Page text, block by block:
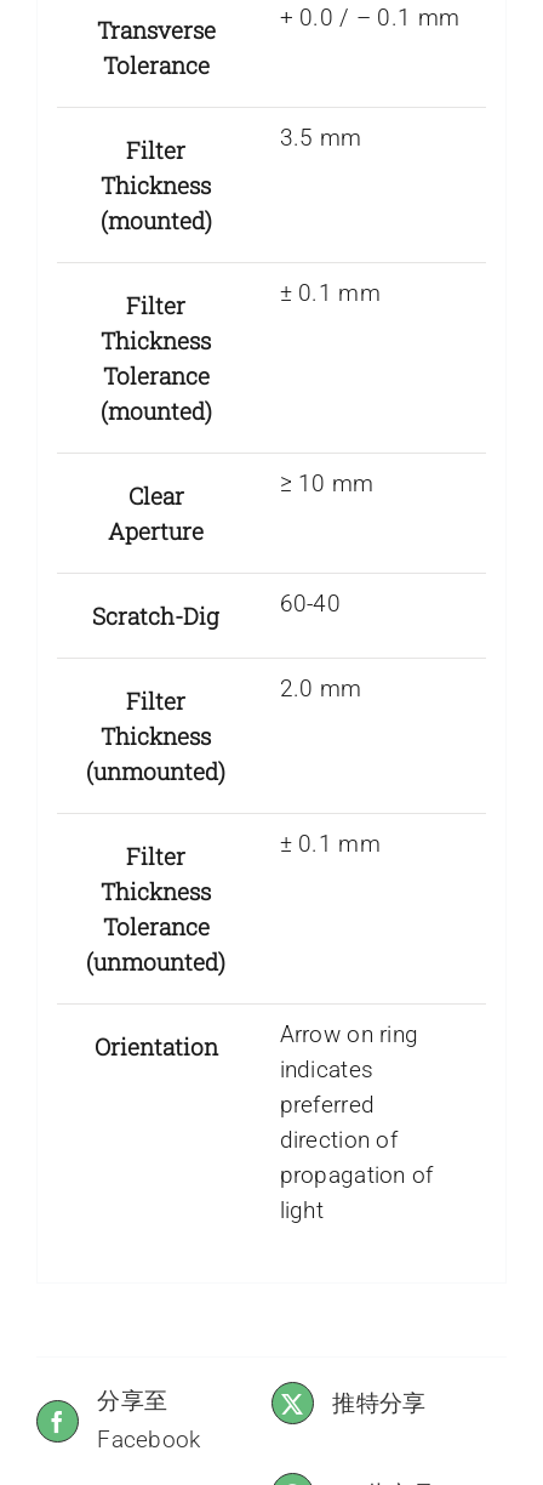
Transverse
Tolerance
+ 0.0 / – 0.1 mm
Filter
Thickness
(mounted)
3.5 mm
Filter
Thickness
Tolerance
(mounted)
± 0.1 mm
Clear
Aperture
≥ 10 mm
Scratch-Dig 60-40
Filter
Thickness
(unmounted)
2.0 mm
Filter
Thickness
Tolerance
(unmounted)
± 0.1 mm
Orientation
Arrow on ring
indicates
preferred
direction of
propagation of
light
分享至
Facebook
推特分享